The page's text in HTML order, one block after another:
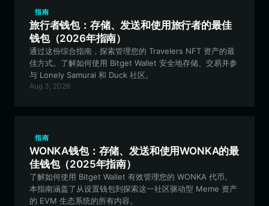
指南
旅行者钱包：存储、发送和使用旅行者的最佳
钱包（2026年指南）
通过这份综合指南，探索管理您的 Travelers NFT 资产的最
佳方式。了解如何使用 Bitget Wallet 安全地存储、交易并参
与 Lonely Samurai 和 Duck 社区。
Aug 3, 2026
指南
WONKA钱包：存储、发送和使用WONKA的最
佳钱包（2025年指南）
了解如何使用 Bitget Wallet 有效管理您的 WONKA 代币。
本指南涵盖了从设置钱包到探索这一社区驱动型 Meme 资产
的 EVM 生态系统的所有内容。